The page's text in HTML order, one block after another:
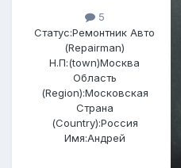
5
Статус:Ремонтник Авто
(Repairman)
Н.П:(town)Москва
Область
(Region):Московская
Страна
(Country):Россия
Имя:Андрей